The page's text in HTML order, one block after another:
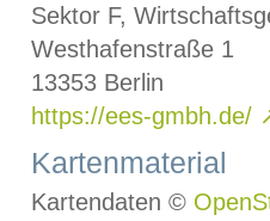
Sektor F,
Westhafenstraße 1
13353 Berlin
https://ees-gmbh.de/
Kartenmaterial
Kartendaten ©